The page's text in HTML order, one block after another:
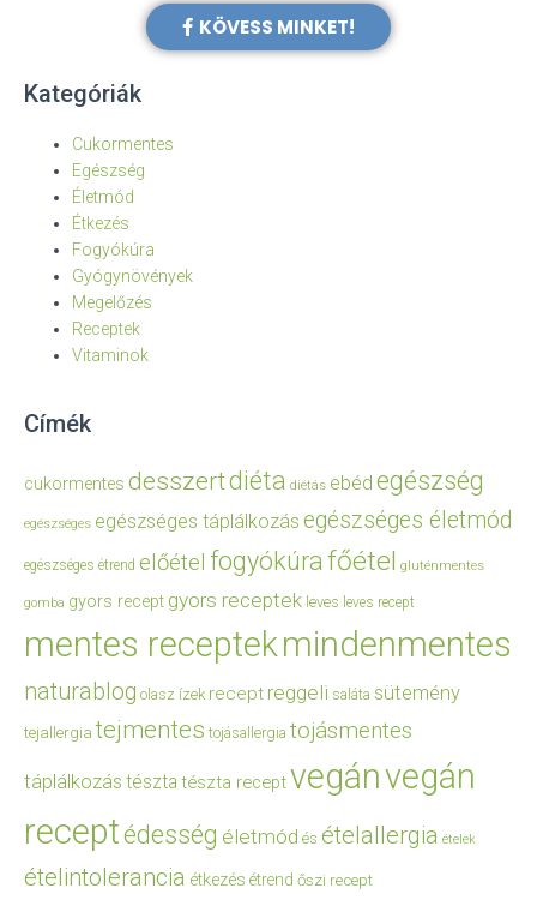
KÖVESS MINKET!
Kategóriák
Cukormentes
Egészség
Életmód
Étkezés
Fogyókúra
Gyógynövények
Megelőzés
Receptek
Vitaminok
Címék
cukormentes desszertdiéta diétás ebéd egészség
egészséges egészséges táplálkozás egészséges életmód
egészséges étrend előétel fogyókúrafőétel gluténmentes
gomba gyors recept gyors receptek leves leves recept
mentes receptekmindenmentes
naturablog olasz ízek recept reggeli saláta sütemény
tejallergia tejmentes tojásallergia tojásmentes
táplálkozás tészta tészta receptvegánvegán
receptédesség életmód és ételallergia ételek
ételintolerancia étkezés étrend őszi recept